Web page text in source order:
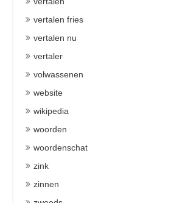
vertalen fries
vertalen nu
vertaler
volwassenen
website
wikipedia
woorden
woordenschat
zink
zinnen